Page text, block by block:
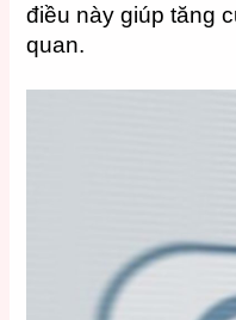
điều này giúp tăng
quan.